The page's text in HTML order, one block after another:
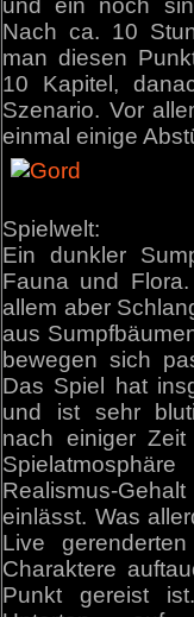
und ein noch
Nach ca. 10
man diesen
10 Kapitel,
Szenario. Vor
einmal einige
Spielwelt:
Ein dunkler
Fauna und
allem aber
aus
bewegen sich
Das Spiel hat
und ist sehr
nach einiger
Realismus-
einlässt. Was
Live
Charaktere
Punkt gereist